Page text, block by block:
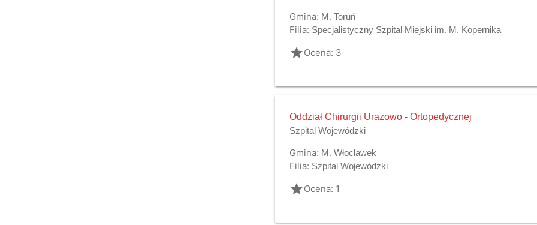
Gmina: M. Toruń
Filia: Specjalistyczny Szpital Miejski im. M. Kopernika
gradeOcena: 3
Oddział Chirurgii Urazowo - Ortopedycznej
Szpital Wojewódzki
Gmina: M. Włocławek
Filia: Szpital Wojewódzki
gradeOcena: 1